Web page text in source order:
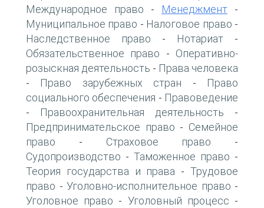
Международное право - Менеджмент -
Муниципальное право - Налоговое право -
Наследственное право - Нотариат -
Обязательственное право - Оперативно-
розыскная деятельность - Права человека
- Право зарубежных стран -
Право
социального обеспечения - Правоведение
- Правоохранительная деятельность -
Предпринимательское право - Семейное
право - Страховое право -
Судопроизводство - Таможенное право -
Теория государства и права -Трудовое
право - Уголовно-исполнительное право -
Уголовное право - Уголовный процесс -